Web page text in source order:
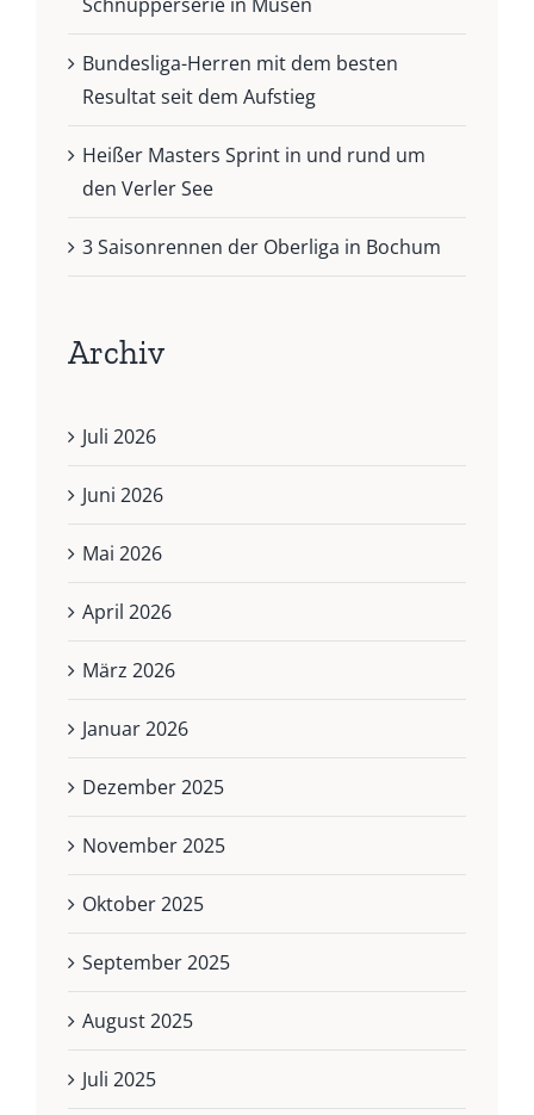
Bundesliga-Herren mit dem besten
Resultat seit dem Aufstieg
Heißer Masters Sprint in und rund um
den Verler See
3 Saisonrennen der Oberliga in Bochum
Archiv
Juli 2026
Juni 2026
Mai 2026
April 2026
März 2026
Januar 2026
Dezember 2025
November 2025
Oktober 2025
September 2025
August 2025
Juli 2025